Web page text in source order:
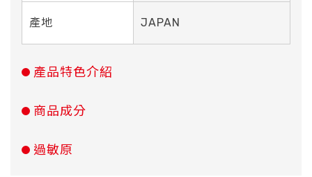
產地 JAPAN
產品特色介紹
商品成分
過敏原